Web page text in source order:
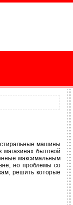
стиральные машины
бытовой
максимальным
но проблемы со
решить которые